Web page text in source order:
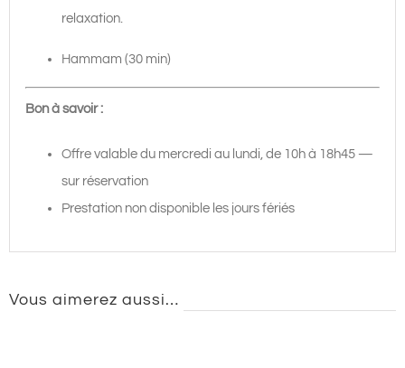
relaxation.
Hammam (30 min)
Bon à savoir :
Offre valable du mercredi au lundi, de 10h à 18h45 —
sur réservation
Prestation non disponible les jours fériés
Vous aimerez aussi…